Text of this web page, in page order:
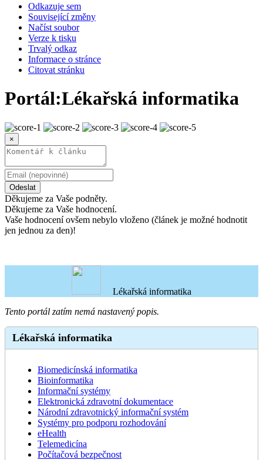
Odkazuje sem
Související změny
Načíst soubor
Verze k tisku
Trvalý odkaz
Informace o stránce
Citovat stránku
Portál:Lékařská informatika
×
Odeslat
Děkujeme za Vaše podněty.
Děkujeme za Vaše hodnocení.
Vaše hodnocení ovšem nebylo vloženo (článek je možné hodnotit
jen jednou za den)!
Lékařská informatika
Tento portál zatím nemá nastavený popis.
Lékařská informatika
Biomedicínská informatika
Bioinformatika
Informační systémy
Elektronická zdravotní dokumentace
Národní zdravotnický informační systém
Systémy pro podporu rozhodování
eHealth
Telemedicína
Počítačová bezpečnost